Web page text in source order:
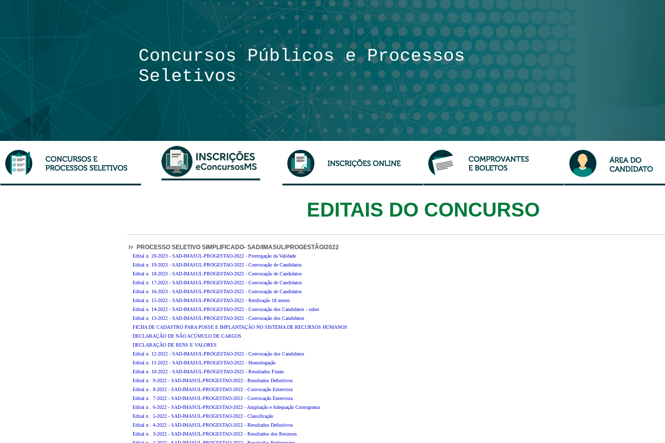
Concursos Públicose Processos
Seletivos
EDITAIS DO CONCURSO
PROCESSO SELETIVO SIMPLIFICADO- SAD/IMASUL/PROGESTÃO/2022
Edital n. 20-2023 - SAD-IMASUL-PROGESTAO-2022 - Prorrogação da Validade
Edital n. 19-2023 - SAD-IMASUL-PROGESTAO-2022 - Convocação de Candidatos
Edital n. 18-2023 - SAD-IMASUL-PROGESTAO-2022 - Convocação de Candidatos
Edital n. 17-2023 - SAD-IMASUL-PROGESTAO-2022 - Convocação de Candidatos
Edital n. 16-2023 - SAD-IMASUL-PROGESTAO-2022 - Convocação de Candidatos
Edital n. 15-2022 - SAD-IMASUL-PROGESTAO-2022 - Retificação 18 meses
Edital n. 14-2022 - SAD-IMASUL-PROGESTAO-2022 - Convocação dos Candidatos - subst
Edital n. 13-2022 - SAD-IMASUL-PROGESTAO-2022 - Convocação dos Candidatos
FICHA DE CADASTRO PARA POSSE E IMPLANTAÇÃO NO SISTEMA DE RECURSOS HUMANOS
DECLARAÇÃO DE NÃO ACÚMULO DE CARGOS
DECLARAÇÃO DE BENS E VALORES
Edital n. 12-2022 - SAD-IMASUL-PROGESTAO-2022 - Convocação dos Candidatos
Edital n. 11-2022 - SAD-IMASUL-PROGESTAO-2022 - Homologação
Edital n. 10-2022 - SAD-IMASUL-PROGESTAO-2022 - Resultados Finais
Edital n . 9-2022 - SAD-IMASUL-PROGESTAO-2022 - Resultados Definitivos
Edital n . 8-2022 - SAD-IMASUL-PROGESTAO-2022 - Convocação Entrevista
Edital n . 7-2022 - SAD-IMASUL-PROGESTAO-2022 - Convocação Entrevista
Edital n . 6-2022 - SAD-IMASUL-PROGESTAO-2022 - Ampliação e Adequação Cronograma
Edital n . 5-2022 - SAD-IMASUL-PROGESTAO-2022 - Classificação
Edital n . 4-2022 - SAD-IMASUL-PROGESTAO-2022 - Resultados Definitivos
Edital n . 3-2022 - SAD-IMASUL-PROGESTAO-2022 - Resultados dos Recursos